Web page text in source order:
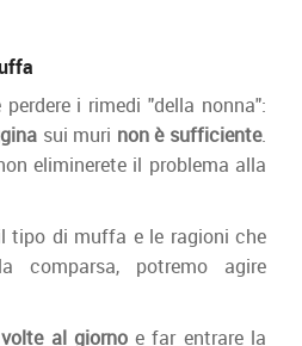
i rimedi "della nonna":
sui muri non è sufficiente.
eliminerete il problema alla
tipo di muffa e le ragioni che
comparsa, potremo agire
al giornoe far entrare la